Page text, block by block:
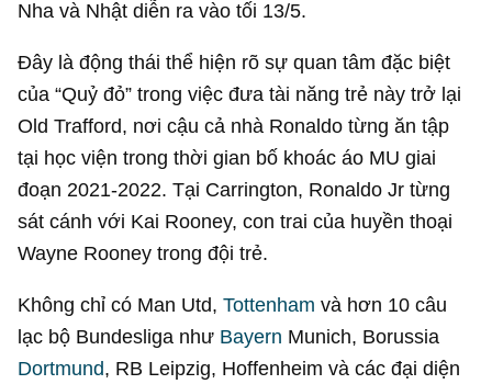
Nha và Nhật diễn ra vào tối 13/5.
Đây là động thái thể hiện rõ sự quan tâm đặc biệt
của “Quỷ đỏ” trong việc đưa tài năng trẻ này trở lại
Old Trafford, nơi cậu cả nhà Ronaldo từng ăn tập
tại học viện trong thời gian bố khoác áo MU giai
đoạn 2021-2022. Tại Carrington, Ronaldo Jr từng
sát cánh với Kai Rooney, con trai của huyền thoại
Wayne Rooney trong đội trẻ.
Không chỉ có Man Utd,Tottenham và hơn 10 câu
lạc bộ Bundesliga như Bayern Munich, Borussia
Dortmund, RB Leipzig, Hoffenheim và các đại diện